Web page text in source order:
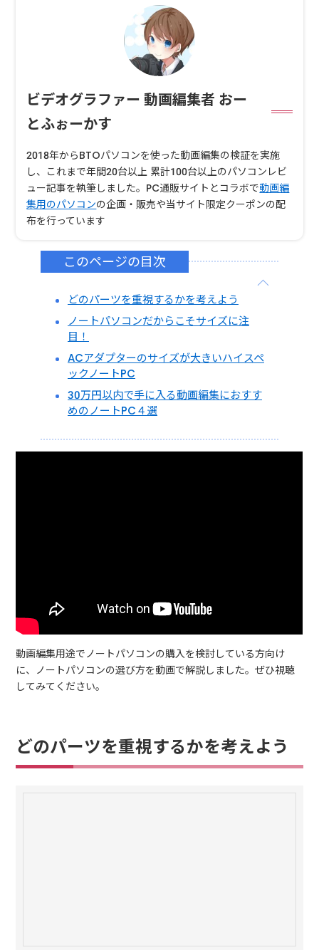
ビデオグラファー 動画編集者 おー
とふぉーかす
2018年からBTOパソコンを使った動画編集の検証を実施
し、これまで年間20台以上 累計100台以上のパソコンレビ
ュー記事を執筆しました。PC通販サイトとコラボで動画編
集用のパソコンの企画・販売や当サイト限定クーポンの配
布を行っています
このページの目次
どのパーツを重視するかを考えよう
ノートパソコンだからこそサイズに注
目！
ACアダプターのサイズが大きいハイスペ
ックノートPC
30万円以内で手に入る動画編集におすす
めのノートPC４選
動画編集用途でノートパソコンの購入を検討している方向け
に、ノートパソコンの選び方を動画で解説しました。ぜひ視聴
してみてください。
どのパーツを重視するかを考えよう